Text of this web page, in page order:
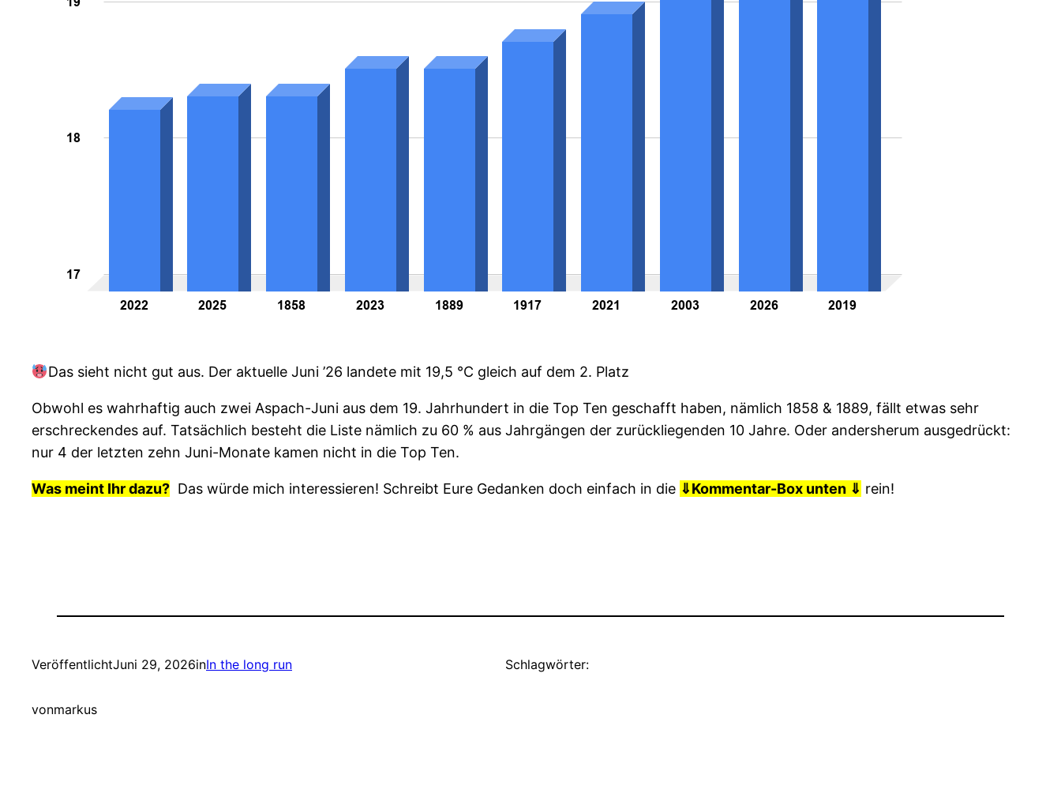
Das sieht nicht gut aus. Der aktuelle Juni ’26 landete mit 19,5 °C gleich auf dem 2. Platz
Obwohl es wahrhaftig auch zwei Aspach-Juni aus dem 19. Jahrhundert in die Top Ten geschafft haben, nämlich 1858 & 1889, fällt etwas sehr
erschreckendes auf. Tatsächlich besteht die Liste nämlich zu 60 % aus Jahrgängen der zurückliegenden 10 Jahre. Oder andersherum ausgedrückt:
nur 4 der letzten zehn Juni-Monate kamen nicht in die Top Ten.
Was meint Ihr dazu? Das würde mich interessieren! Schreibt Eure Gedanken doch einfach in die ⇓Kommentar-Box unten ⇓ rein!
VeröffentlichtJuni 29, 2026inIn the long run
vonmarkus
Schlagwörter: